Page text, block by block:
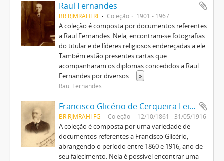
Raul Fernandes
BR RJMRAHI RF Coleção 1901 - 1967
A coleção é composta por documentos referentes
a Raul Fernandes. Nela, encontram-se fotografias
do titular e de líderes religiosos endereçadas a ele.
Também estão presentes cartas que
acompanharam os diplomas concedidos a Raul
Fernandes por diversos ... »
Raul Fernandes
Francisco Glicério de Cerqueira Leite
BR RJMRAHI FG Coleção 12/10/1861 - 31/05/1916
A coleção é composta por uma variedade de
documentos referentes a Francisco Glicério,
abrangendo o período entre 1860 e 1916, ano de
seu falecimento. Nela é possível encontrar uma